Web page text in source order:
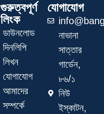
গুরুত্বপূর্ণ
লিংক
ডাউনলোড
দিনলিপি
লিখন
যোগাযোগ
আমাদের
সম্পর্কে
যোগাযোগ
নাভানা
সাত্তার
গার্ডেন,
৮৬/১
নিউ
ইস্কাটন,